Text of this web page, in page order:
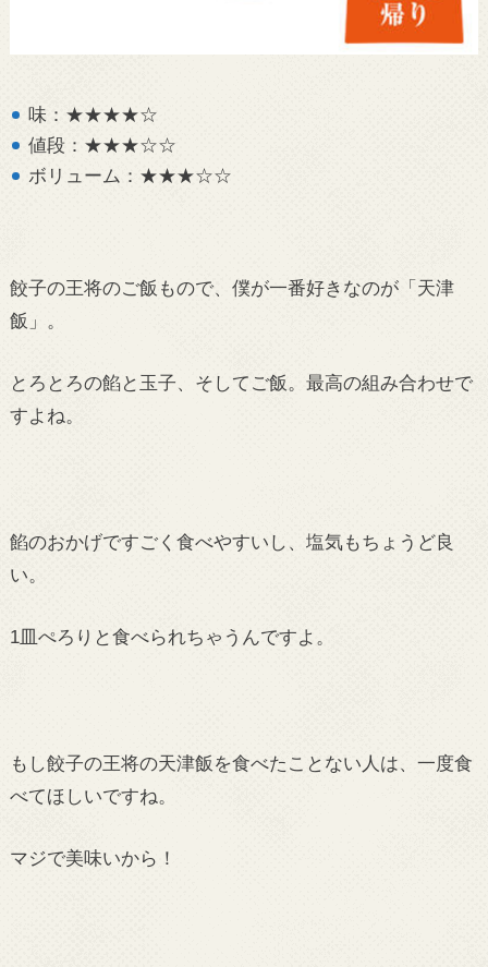
味：★★★★☆
値段：★★★☆☆
ボリューム：★★★☆☆
餃子の王将のご飯もので、僕が一番好きなのが「天津
飯」。
とろとろの餡と玉子、そしてご飯。最高の組み合わせで
すよね。
餡のおかげですごく食べやすいし、塩気もちょうど良
い。
1皿ぺろりと食べられちゃうんですよ。
もし餃子の王将の天津飯を食べたことない人は、一度食
べてほしいですね。
マジで美味いから！